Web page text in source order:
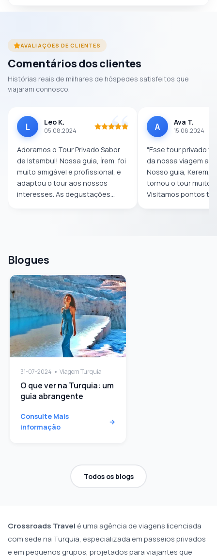
AVALIAÇÕES DE CLIENTES
Comentários dos clientes
Histórias reais de milhares de hóspedes satisfeitos que
viajaram connosco.
L Leo K.
05.08.2024
Adoramos o Tour Privado Sabor
de Istambul! Nossa guia, İrem, foi
muito amigável e profissional, e
adaptou o tour aos nossos
interesses. As degustações...
A Ava T.
15.08.2024
"Esse tour privado
da nossa viagem a
Nosso guia, Kerem,
tornou o tour muito
Visitamos pontos
Blogues
31-07-2024 Viagem Turquia
O que ver na Turquia: um
guia abrangente
Consulte Mais
informação
Todos os blogs
Crossroads Travel é uma agência de viagens licenciada
com sede na Turquia, especializada em passeios privados
e em pequenos grupos, projetados para viajantes que